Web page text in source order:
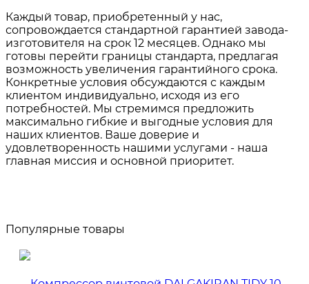
Каждый товар, приобретенный у нас,
сопровождается стандартной гарантией завода-
изготовителя на срок 12 месяцев. Однако мы
готовы перейти границы стандарта, предлагая
возможность увеличения гарантийного срока.
Конкретные условия обсуждаются с каждым
клиентом индивидуально, исходя из его
потребностей. Мы стремимся предложить
максимально гибкие и выгодные условия для
наших клиентов. Ваше доверие и
удовлетворенность нашими услугами - наша
главная миссия и основной приоритет.
Популярные товары